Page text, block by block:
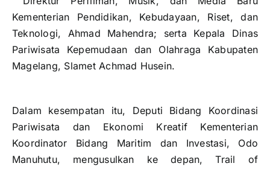
Kementerian Pendidikan, Kebudayaan, Riset, dan
Teknologi, Ahmad Mahendra; serta Kepala Dinas
Pariwisata Kepemudaan dan Olahraga Kabupaten
Magelang, Slamet Achmad Husein.
Dalam kesempatan itu, Deputi Bidang Koordinasi
Pariwisata dan Ekonomi Kreatif Kementerian
Koordinator Bidang Maritim dan Investasi, Odo
Manuhutu, mengusulkan ke depan, Trail of